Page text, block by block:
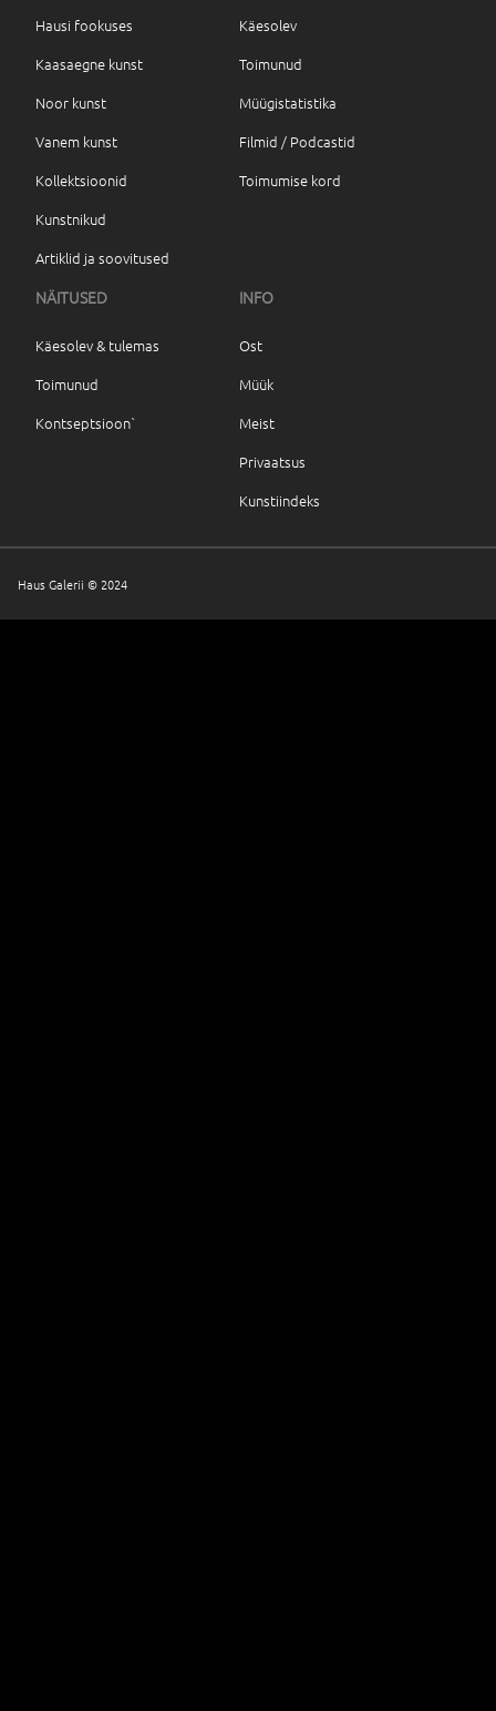
Hausi fookuses
Kaasaegne kunst
Noor kunst
Vanem kunst
Kollektsioonid
Kunstnikud
Artiklid ja soovitused
Käesolev
Toimunud
Müügistatistika
Filmid / Podcastid
Toimumise kord
NÄITUSED
Käesolev & tulemas
Toimunud
Kontseptsioon`
INFO
Ost
Müük
Meist
Privaatsus
Kunstiindeks
Haus Galerii © 2024